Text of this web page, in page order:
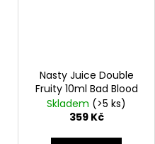
Nasty Juice Double
Fruity 10ml Bad Blood
Skladem (>5 ks)
359 Kč